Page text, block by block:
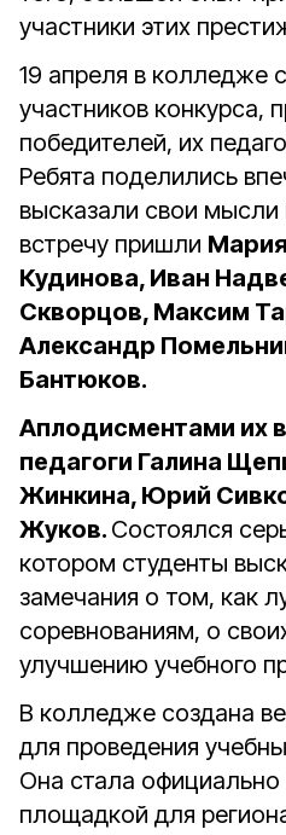
участники этих
19 апреля в колледже
участников конкурса,
победителей, их
Ребята поделились
высказали свои
встречу пришли
Кудинова, Иван
Скворцов, Максим
Александр
Бантюков.
Аплодисментами их
педагоги Галина
Жинкина, Юрий
Жуков. Состоялся
котором студенты
замечания о том, как
соревнованиям, о
улучшению учебного
В колледже создана
для проведения
Она стала официально
площадкой для